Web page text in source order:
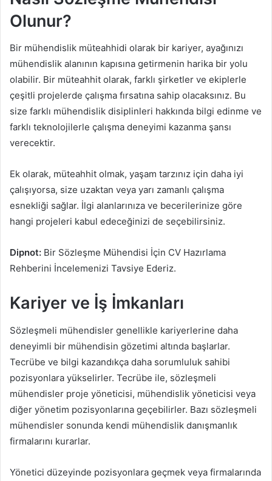
Olunur?
Bir mühendislik müteahhidi olarak bir kariyer, ayağınızı
mühendislik alanının kapısına getirmenin harika bir yolu
olabilir. Bir müteahhit olarak, farklı şirketler ve ekiplerle
çeşitli projelerde çalışma fırsatına sahip olacaksınız. Bu
size farklı mühendislik disiplinleri hakkında bilgi edinme ve
farklı teknolojilerle çalışma deneyimi kazanma şansı
verecektir.
Ek olarak, müteahhit olmak, yaşam tarzınız için daha iyi
çalışıyorsa, size uzaktan veya yarı zamanlı çalışma
esnekliği sağlar. İlgi alanlarınıza ve becerilerinize göre
hangi projeleri kabul edeceğinizi de seçebilirsiniz.
Dipnot: Bir Sözleşme Mühendisi İçin CV Hazırlama
Rehberini İncelemenizi Tavsiye Ederiz.
Kariyer ve İş İmkanları
Sözleşmeli mühendisler genellikle kariyerlerine daha
deneyimli bir mühendisin gözetimi altında başlarlar.
Tecrübe ve bilgi kazandıkça daha sorumluluk sahibi
pozisyonlara yükselirler. Tecrübe ile, sözleşmeli
mühendisler proje yöneticisi, mühendislik yöneticisi veya
diğer yönetim pozisyonlarına geçebilirler. Bazı sözleşmeli
mühendisler sonunda kendi mühendislik danışmanlık
firmalarını kurarlar.
Yönetici düzeyinde pozisyonlara geçmek veya firmalarında